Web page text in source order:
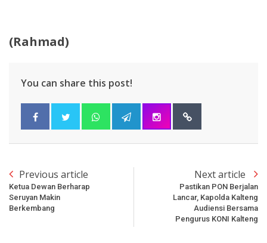
(Rahmad)
You can share this post!
Previous article
Ketua Dewan Berharap
Seruyan Makin
Berkembang
Next article
Pastikan PON Berjalan
Lancar, Kapolda Kalteng
Audiensi Bersama
Pengurus KONI Kalteng